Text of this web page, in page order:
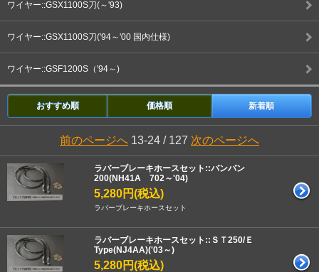
ワイヤー::GSX1100S刀(～'93)
ワイヤー::GSX1100S刀('94～'00 国内仕様)
ワイヤー::GSF1200S（'94～)
おすすめ順 価格順 新着順
前のページへ 13-24 / 127 次のページへ
ラバーブレーキホースセット::バンバン
200(NH41A 702～'04)
5,280円(税込)
ラバーブレーキホースセット
ラバーブレーキホースセット::ＳＴ250/Ｅ
Type(NJ4AA)('03～)
5,280円(税込)